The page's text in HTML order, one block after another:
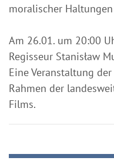
moralischer
Am 26.01. um 20:00
Regisseur Stanisław
Eine Veranstaltung
Rahmen der
Films.